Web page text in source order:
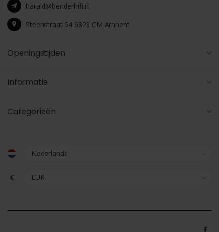
harald@benderhifi.nl
Steenstraat 54 6828 CM Arnhem
Openingstijden
Informatie
Categorieën
€